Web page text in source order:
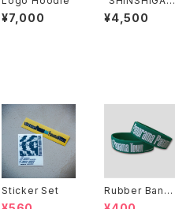
¥7,000
T-Shirt
¥4,500
Sticker Set
Rubber Band
＜LOGO＞